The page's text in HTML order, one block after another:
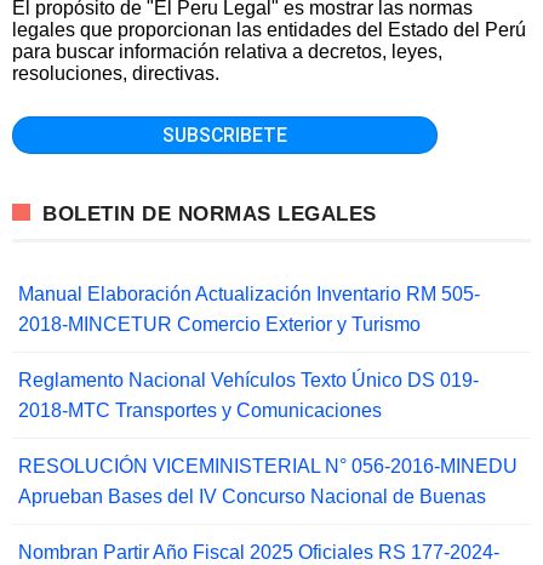
El propósito de "El Peru Legal" es mostrar las normas
legales que proporcionan las entidades del Estado del Perú
para buscar información relativa a decretos, leyes,
resoluciones, directivas.
BOLETIN DE NORMAS LEGALES
Manual Elaboración Actualización Inventario RM 505-
2018-MINCETUR Comercio Exterior y Turismo
Reglamento Nacional Vehículos Texto Único DS 019-
2018-MTC Transportes y Comunicaciones
RESOLUCIÓN VICEMINISTERIAL N° 056-2016-MINEDU
Aprueban Bases del IV Concurso Nacional de Buenas
Nombran Partir Año Fiscal 2025 Oficiales RS 177-2024-